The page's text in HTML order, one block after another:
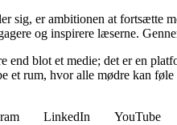
sig, er ambitionen at fortsætte
og inspirere læserne.
end blot et medie; det er en
et rum, hvor alle mødre kan
LinkedIn YouTube